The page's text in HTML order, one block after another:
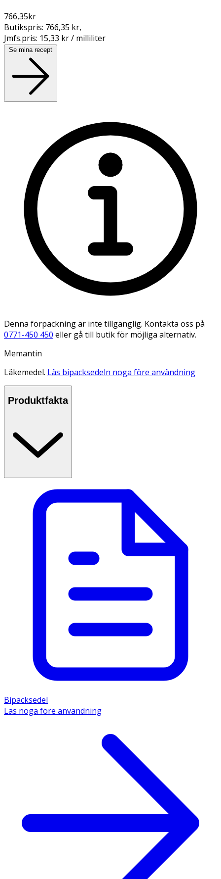
766,35kr
Butikspris: 766,35 kr,
Jmfs.pris: 15,33 kr / milliliter
Se mina recept
Denna förpackning är inte tillgänglig. Kontakta oss på
0771-450 450 eller gå till butik för möjliga alternativ.
Memantin
Läkemedel. Läs bipacksedeln noga före användning
Produktfakta
Bipacksedel
Läs noga före användning